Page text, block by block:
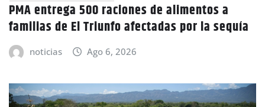
PMA entrega 500 raciones de alimentos a
familias de El Triunfo afectadas por la sequía
noticias Ago 6, 2026